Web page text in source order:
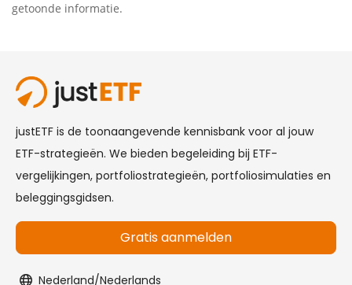
getoonde informatie.